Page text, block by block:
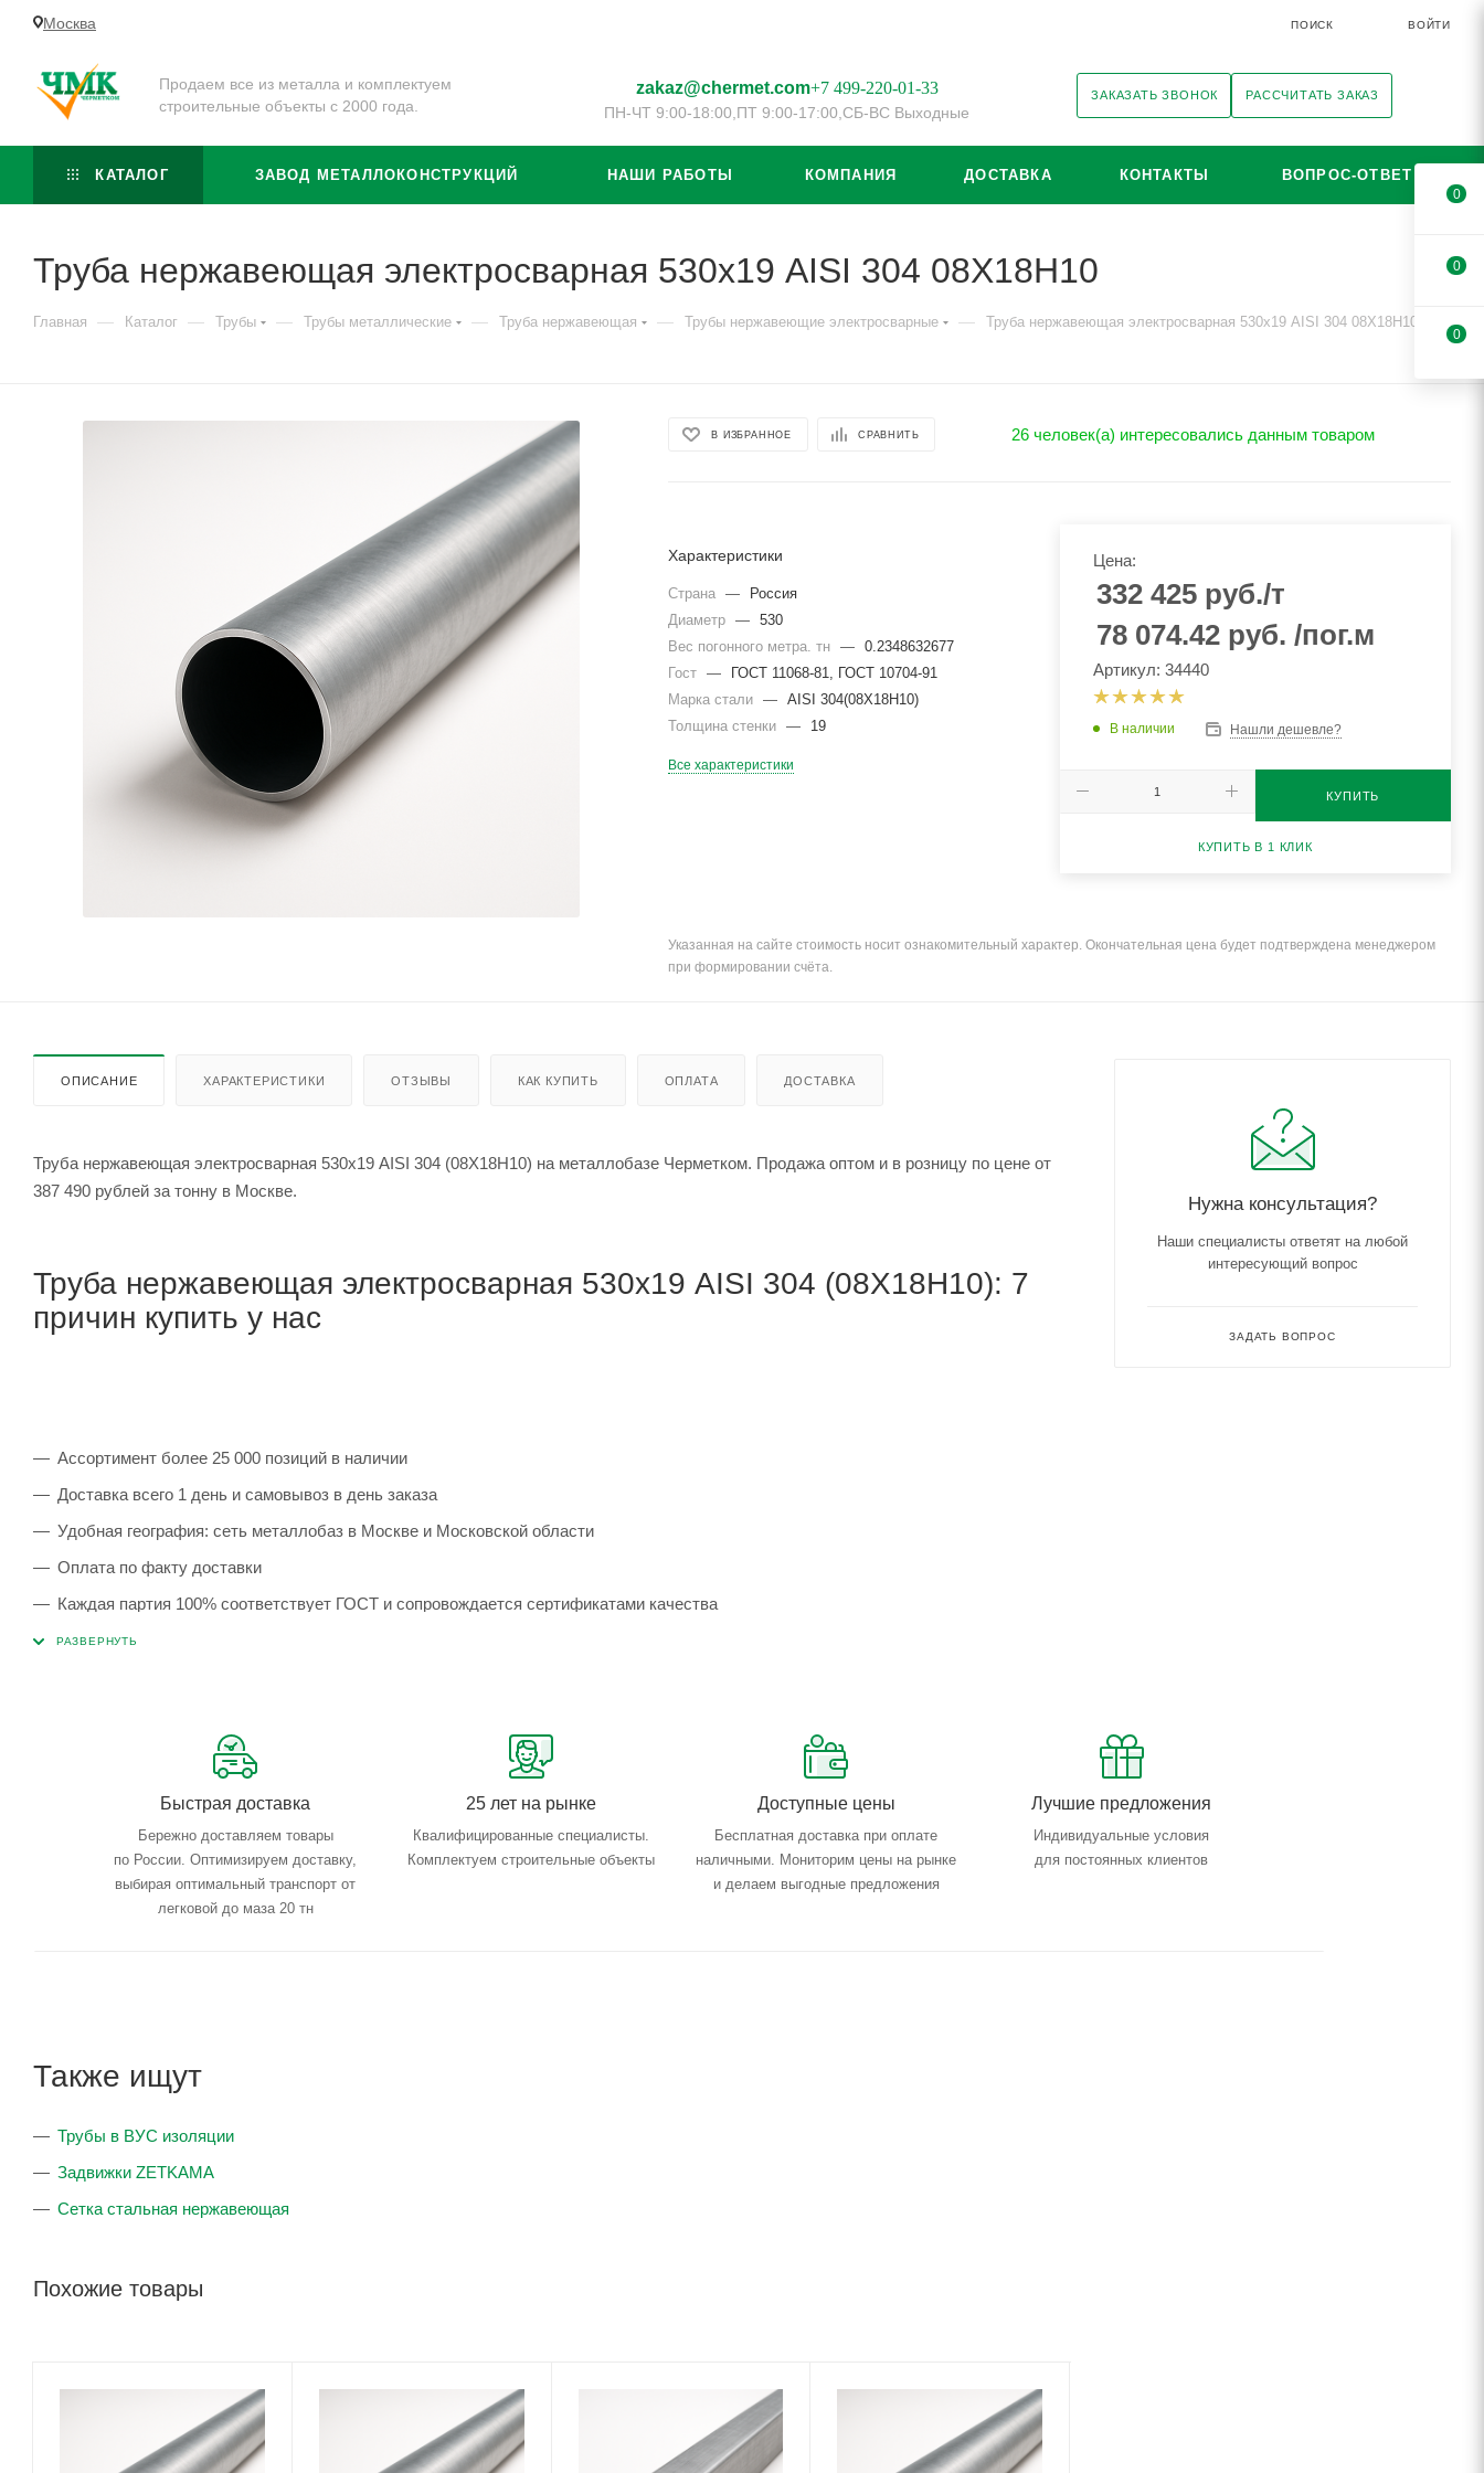
Москва ПОИСК ВОЙТИ
Продаем все из металла и комплектуем
строительные объекты с 2000 года.
zakaz@chermet.com+7 499-220-01-33
ПН-ЧТ 9:00-18:00, ПТ 9:00-17:00, СБ-ВС Выходные
ЗАКАЗАТЬ ЗВОНОК РАССЧИТАТЬ ЗАКАЗ
КАТАЛОГ ЗАВОД МЕТАЛЛОКОНСТРУКЦИЙ НАШИ РАБОТЫ КОМПАНИЯ ДОСТАВКА КОНТАКТЫ ВОПРОС-ОТВЕТ
Труба нержавеющая электросварная 530х19 AISI 304 08Х18Н10
Главная — Каталог — Трубы — Трубы металлические — Труба нержавеющая — Трубы нержавеющие электросварные — Труба нержавеющая электросварная 530х19 AISI 304 08Х18Н10
В ИЗБРАННОЕ СРАВНИТЬ 26 человек(а) интересовались данным товаром
Характеристики
Страна —
Россия
Диаметр
—
530
Вес погонного метра. тн
—
0.2348632677
Гост
—
ГОСТ 11068-81, ГОСТ 10704-91
Марка стали
—
AISI 304(08Х18Н10)
Толщина стенки
— 19
Все характеристики
Цена:
332 425руб./т
78 074.42 руб. /пог.м
Артикул: 34440
В наличии Нашли дешевле?
КУПИТЬ
КУПИТЬ В 1 КЛИК
Указанная на сайте стоимость носит ознакомительный характер. Окончательная цена будет подтверждена менеджером
при формировании счёта.
ОПИСАНИЕ ХАРАКТЕРИСТИКИ ОТЗЫВЫ КАК КУПИТЬ ОПЛАТА ДОСТАВКА
Труба нержавеющая электросварная 530х19 AISI 304 (08Х18Н10) на металлобазе Черметком. Продажа оптом и в розницу по цене от
387 490 рублей за тонну в Москве.
Труба нержавеющая электросварная 530х19 AISI 304 (08Х18Н10): 7
причин купить у нас
Ассортимент более 25 000 позиций в наличии
Доставка всего 1 день и самовывоз в день заказа
Удобная география: сеть металлобаз в Москве и Московской области
Оплата по факту доставки
Каждая партия 100% соответствует ГОСТ и сопровождается сертификатами качества
Сервисные услуги: резка, гибка, металлообработка
Быстрая доставка
Бережно доставляем товары
по России. Оптимизируем доставку,
выбирая оптимальный транспорт от
легковой до маза 20 тн
25 лет на рынке
Квалифицированные специалисты.
Комплектуем строительные объекты
Доступные цены
Бесплатная доставка при оплате
наличными. Мониторим цены на рынке
и делаем выгодные предложения
Лучшие предложения
Индивидуальные условия
для постоянных клиентов
Также ищут
Трубы в ВУС изоляции
Задвижки ZETKAMA
Сетка стальная нержавеющая
Похожие товары
Нужна консультация?
Наши специалисты ответят на любой
интересующий вопрос
ЗАДАТЬ ВОПРОС
0
0
0